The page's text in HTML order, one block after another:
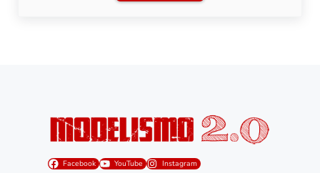
Facebook YouTube Instagram